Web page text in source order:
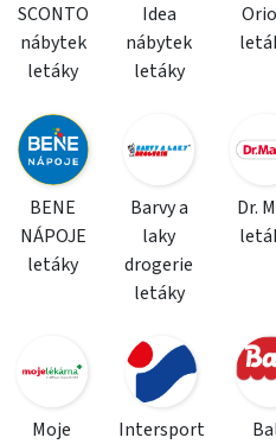
SCONTO
nábytek
letáky
Idea
nábytek
letáky
BENE
NÁPOJE
letáky
Barvy a
laky
drogerie
letáky
Dr.
Moje
Intersport